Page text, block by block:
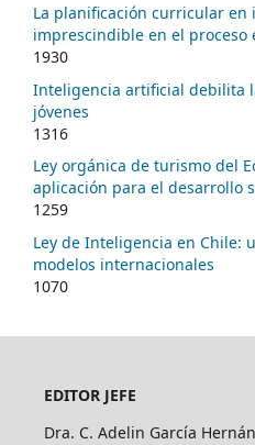
La planificación curricular en
imprescindible en el proceso
1930
Inteligencia artificial debilita
jóvenes
1316
Ley orgánica de turismo del
aplicación para el desarrollo
1259
Ley de Inteligencia en Chile:
modelos internacionales
1070
EDITOR JEFE
Dra. C. Adelin García